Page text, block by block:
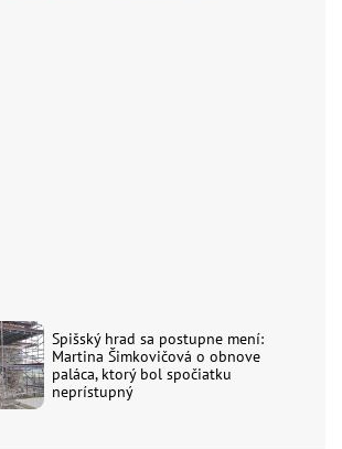
Spišský hrad sa postupne mení:
Martina Šimkovičová o obnove
paláca, ktorý bol spočiatku
neprístupný